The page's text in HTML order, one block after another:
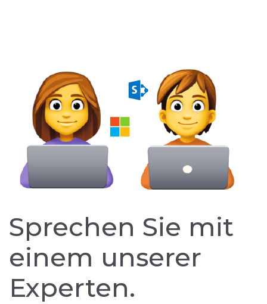
Sprechen Sie mit
einem unserer
Experten.